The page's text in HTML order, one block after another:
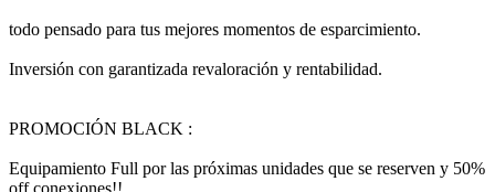
todo pensado para tus mejores momentos de esparcimiento.
Inversión con garantizada revaloración y rentabilidad.
PROMOCIÓN BLACK :
Equipamiento Full por las próximas unidades que se reserven y 50%
off conexiones!!